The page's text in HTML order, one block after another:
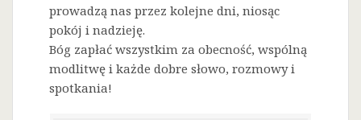
prowadzą nas przez kolejne dni, niosąc
pokój i nadzieję.
Bóg zapłać wszystkim za obecność, wspólną
modlitwę i każde dobre słowo, rozmowy i
spotkania!